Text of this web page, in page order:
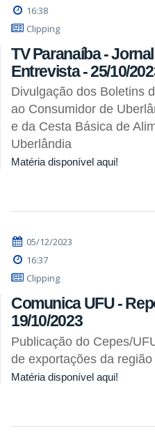
16:38
Clipping
TV Paranaíba -
Entrevista - 25/10/
Divulgação dos Boletins
ao Consumidor de
e da Cesta Básica de
Uberlândia
Matéria disponível aqui!
05/12/2023
16:37
Clipping
Comunica UFU -
19/10/2023
Publicação do Cepes/
de exportações da
Matéria disponível aqui!